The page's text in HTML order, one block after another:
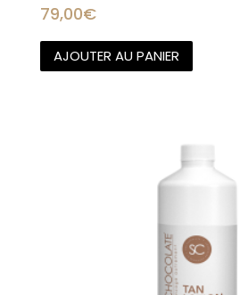
79,00€
AJOUTER AU PANIER